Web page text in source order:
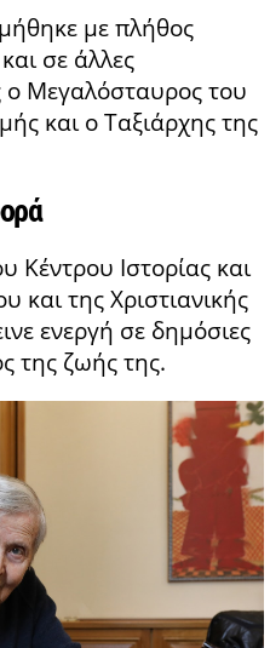
με πλήθος
σε άλλες
Μεγαλόσταυρος του
και ο Ταξιάρχης της
Κέντρου Ιστορίας και
και της Χριστιανικής
ενεργή σε δημόσιες
της ζωής της.